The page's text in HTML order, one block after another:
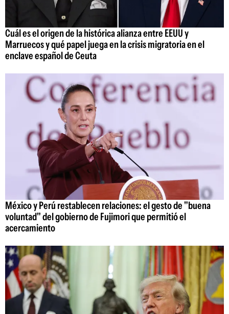
Cuál es el origen de la histórica alianza entre EEUU y
Marruecos y qué papel juega en la crisis migratoria en el
enclave español de Ceuta
México y Perú restablecen relaciones: el gesto de "buena
voluntad" del gobierno de Fujimori que permitió el
acercamiento